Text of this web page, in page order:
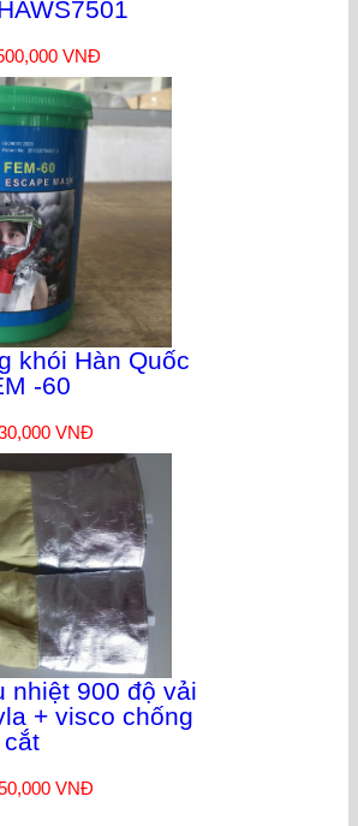
VNĐ
khói Hàn Quốc
-60
VNĐ
nhiệt 900 độ vải
+ visco chống
cắt
VNĐ